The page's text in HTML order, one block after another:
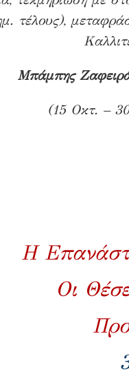
τέλους),
Μπάμπης
(15 Οκτ. –
Η
Οι